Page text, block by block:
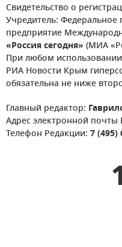
Свидетельство о
Учредитель: Федеральное
предприятие
«Россия сегодня» (МИА
При любом
РИА Новости Крым
обязательна не ниже
Главный редактор:
Адрес электронной почты
Телефон Редакции: 7 (495)